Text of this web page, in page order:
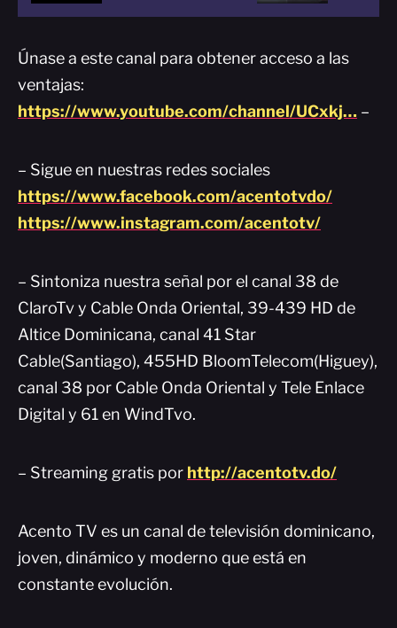
Únase a este canal para obtener acceso a las
ventajas:
https://www.youtube.com/channel/UCxkj… –
– Sigue en nuestras redes sociales
https://www.facebook.com/acentotvdo/
https://www.instagram.com/acentotv/
– Sintoniza nuestra señal por el canal 38 de
ClaroTv y Cable Onda Oriental, 39-439 HD de
Altice Dominicana, canal 41 Star
Cable(Santiago), 455HD BloomTelecom(Higuey),
canal 38 por Cable Onda Oriental y Tele Enlace
Digital y 61 en WindTvo.
– Streaming gratis por http://acentotv.do/
Acento TV es un canal de televisión dominicano,
joven, dinámico y moderno que está en
constante evolución.